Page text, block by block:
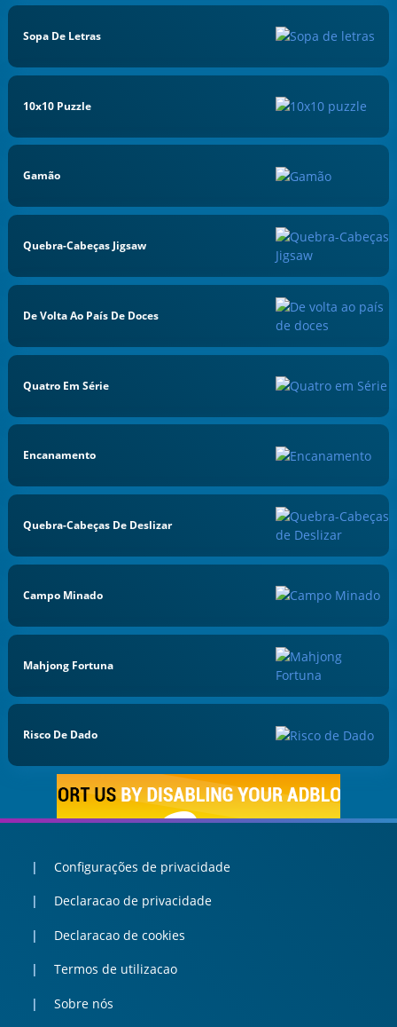
Sopa De Letras
10x10 Puzzle
Gamão
Quebra-Cabeças Jigsaw
De Volta Ao País De Doces
Quatro Em Série
Encanamento
Quebra-Cabeças De Deslizar
Campo Minado
Mahjong Fortuna
Risco De Dado
Configurações de privacidade
Declaracao de privacidade
Declaracao de cookies
Termos de utilizacao
Sobre nós